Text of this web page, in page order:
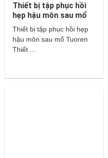
Thiết bị tập phục hồi
hẹp hậu môn sau mổ
Tuoren
Thiết bị tập phục hồi hẹp
hậu môn sau mổ Tuoren
Thiết ...